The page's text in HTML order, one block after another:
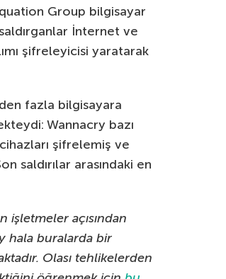
Group bilgisayar
İnternet ve
şifreleyicisi yaratarak
fazla bilgisayara
Wannacry bazı
şifrelemiş ve
saldırılar arasındaki en
işletmeler açısından
hala buralarda bir
Olası tehlikelerden